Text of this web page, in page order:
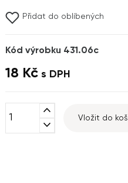
Přidat do oblíbených
Kód výrobku 431.06c
18 Kč s DPH
expand_less
expand_more
Vložit do